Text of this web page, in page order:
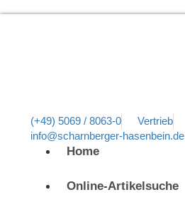
(+49) 5069 / 8063-0
Vertrieb
info@scharnberger-hasenbein.de
Home
Online-Artikelsuche